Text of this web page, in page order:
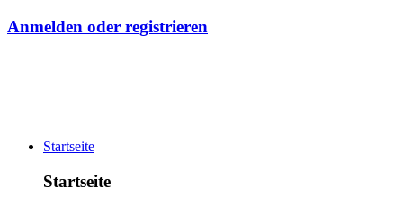
Anmelden oder registrieren
Startseite
Startseite